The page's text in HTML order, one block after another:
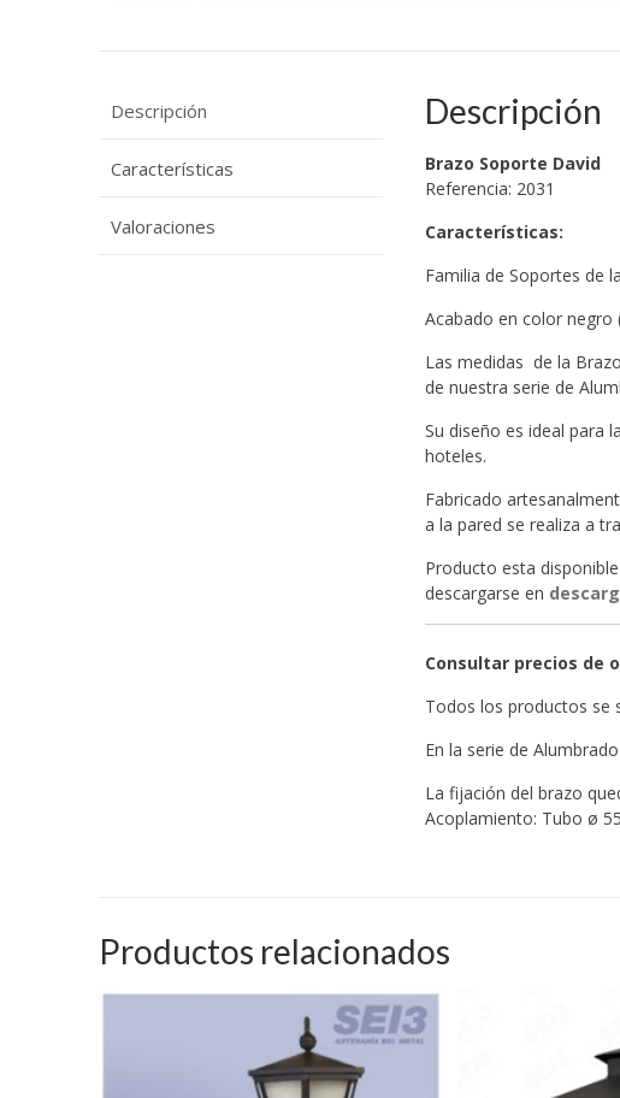
Descripción
Características
Valoraciones
Descripción
Brazo Soporte David
Referencia: 2031
Características:
Familia de Soportes de
Acabado en color negro
Las medidas de la
de nuestra serie de
Su diseño es ideal para
hoteles.
Fabricado
a la pared se realiza a
Producto esta
descargarse en
Consultar precios de
Todos los productos se
En la serie de
La fijación del brazo
Acoplamiento: Tubo ø
Productos relacionados